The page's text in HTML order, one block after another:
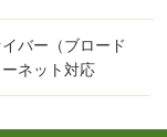
バー（ブロード
ネット対応